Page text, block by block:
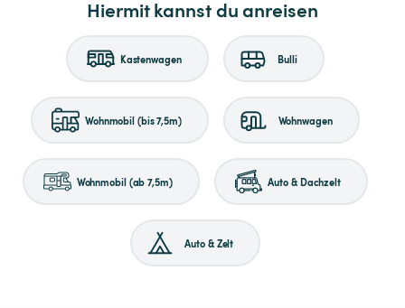
Hiermit kannst du anreisen
Kastenwagen Bulli
Wohnmobil (bis 7,5m) Wohnwagen
Wohnmobil (ab 7,5m) Auto & Dachzelt
Auto & Zelt